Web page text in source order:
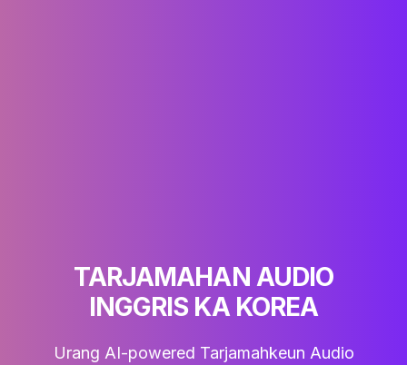
TARJAMAHAN AUDIO
INGGRIS KA KOREA
Urang AI-powered Tarjamahkeun Audio